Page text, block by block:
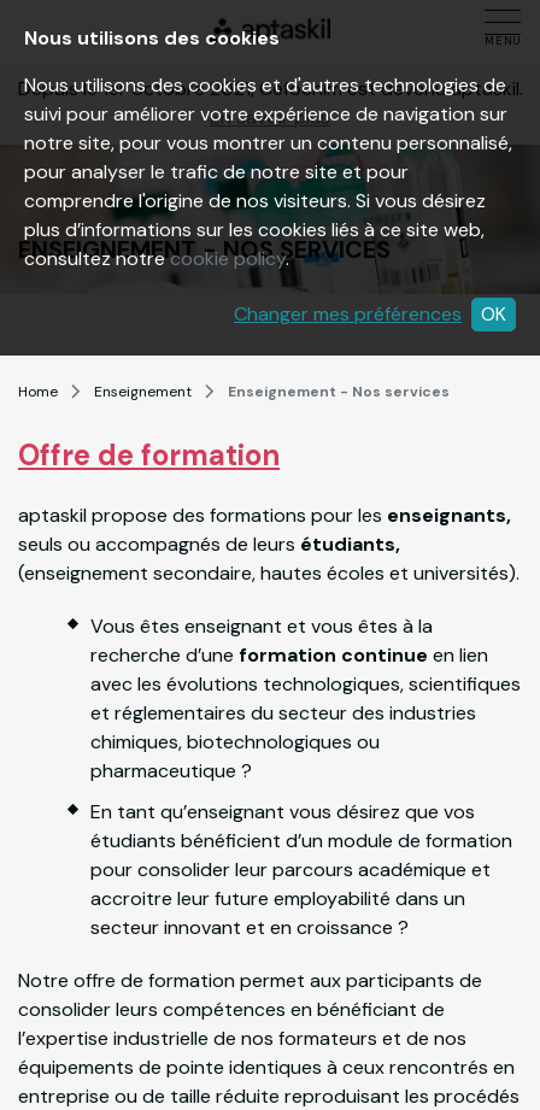
MENU
Depuis le 1er octobre 2021, Cefochim est devenu aptaskil.
En savoir plus
ENSEIGNEMENT - NOS SERVICES
Home Enseignement Enseignement - Nos services
Offre de formation
aptaskil propose des formations pour les enseignants,
seuls ou accompagnés de leurs étudiants,
(enseignement secondaire, hautes écoles et universités).
Vous êtes enseignant et vous êtes à la
recherche d’une formation continue en lien
avec les évolutions technologiques, scientifiques
et réglementaires du secteur des industries
chimiques, biotechnologiques ou
pharmaceutique ?
En tant qu’enseignant vous désirez que vos
étudiants bénéficient d’un module de formation
pour consolider leur parcours académique et
accroitre leur future employabilité dans un
secteur innovant et en croissance ?
Notre offre de formation permet aux participants de
consolider leurs compétences en bénéficiant de
l’expertise industrielle de nos formateurs et de nos
équipements de pointe identiques à ceux rencontrés en
entreprise ou de taille réduite reproduisant les procédés
Nous utilisons des cookies
Nous utilisons des cookies et d'autres technologies de
suivi pour améliorer votre expérience de navigation sur
notre site, pour vous montrer un contenu personnalisé,
pour analyser le trafic de notre site et pour
comprendre l'origine de nos visiteurs. Si vous désirez
plus d’informations sur les cookies liés à ce site web,
consultez notrecookie policy.
OK
Changer mes préférences